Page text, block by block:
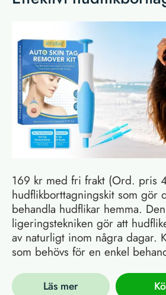
169 kr med fri frakt (Ord. pris
hudflikborttagningskit som gör
behandla hudflikar hemma.
ligeringstekniken gör att
av naturligt inom några dagar.
som behövs för en enkel
Läs mer